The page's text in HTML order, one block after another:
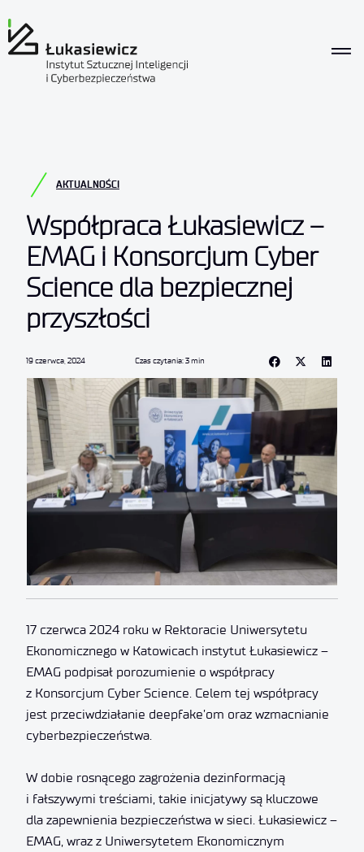
AKTUALNOŚCI
Współpraca Łukasiewicz –
EMAG i Konsorcjum Cyber
Science dla bezpiecznej
przyszłości
19 czerwca, 2024 Czas czytania: 3 min
17 czerwca 2024 roku w Rektoracie Uniwersytetu
Ekonomicznego w Katowicach instytut Łukasiewicz –
EMAG podpisał porozumienie o współpracy
z Konsorcjum Cyber Science. Celem tej współpracy
jest przeciwdziałanie deepfake’om oraz wzmacnianie
cyberbezpieczeństwa.
W dobie rosnącego zagrożenia dezinformacją
i fałszywymi treściami, takie inicjatywy są kluczowe
dla zapewnienia bezpieczeństwa w sieci. Łukasiewicz –
EMAG, wraz z Uniwersytetem Ekonomicznym